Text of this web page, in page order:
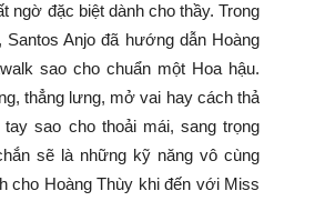
ngờ đặc biệt dành cho thầy. Trong
Santos Anjo đã hướng dẫn Hoàng
sao cho chuẩn một Hoa hậu.
thẳng lưng, mở vai hay cách thả
tay sao cho thoải mái, sang trọng
sẽ là những kỹ năng vô cùng
cho Hoàng Thùy khi đến với Miss